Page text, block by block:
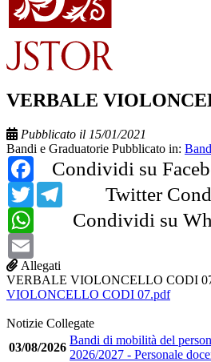
VERBALE
Pubblicato il 15/01/2021
Bandi e Graduatorie Pubblicato in:
Condividi su
Facebook
Twitter
TwitterTelegram
Condividi su
WhatsApp
Allegati
VERBALE VIOLONCELLO CODI
VIOLONCELLO CODI 07.pdf
Notizie Collegate
03/08/2026
Bandi di mobilità del
2026/2027 - Personale